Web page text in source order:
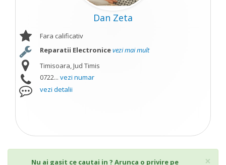
Dan Zeta
Fara calificativ
Reparatii Electronicevezi mai mult
Timisoara, Jud Timis
0722... vezi numar
vezi detalii
×
Nu ai gasit ce cautai in ? Arunca o privire pe